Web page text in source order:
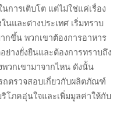
การเติบโต แต่ไม่ใช่แค่เรื่อง
และต่างประเทศ เริ่มทราบ
ขึ้น พวกเขาต้องการอาหาร
างยั่งยืนและต้องการทราบถึง
วกเขามาจากไหน ดังนั้น
ถตรวจสอบเกี่ยวกับผลิตภัณฑ์
โภคอุ่นใจและเพิ่มมูลค่าให้กับ